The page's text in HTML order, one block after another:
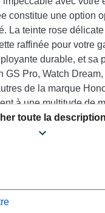
constitue une option
La teinte rose
raffinée pour votre
durable, et sa
GS Pro, Watch
de la marque
à une multitude de
toute la